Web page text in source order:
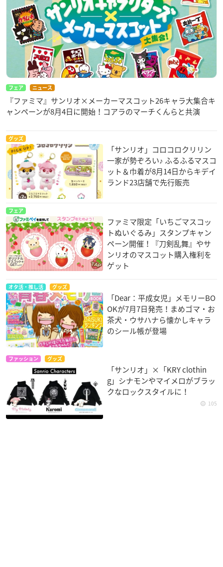
フェア ニュース
『ファミマ』サンリオ×メーカーマスコット26キャラ大集合キ
ャンペーンが8月4日に開始！コアラのマーチくんらと共演
グッズ
「サンリオ」コロコロクリリン
一家が勢ぞろい♪ ふるふるマスコ
ット＆巾着が8月14日からキデイ
ランド23店舗で先行販売
フェア
ファミマ限定「いちごマスコッ
トぬいぐるみ」スタンプキャン
ペーン開催！『刀剣乱舞』やサ
ンリオのマスコット購入権利を
ゲット
オタ活・推し活 グッズ
「Dear：平成女児」メモリーBO
OKが7月7日発売！まめゴマ・お
茶犬・ウサハナら懐かしキャラ
のシール帳が登場
ファッション グッズ
「サンリオ」×「KRY clothin
g」シナモンやマイメロがブラッ
クなロックスタイルに！
105